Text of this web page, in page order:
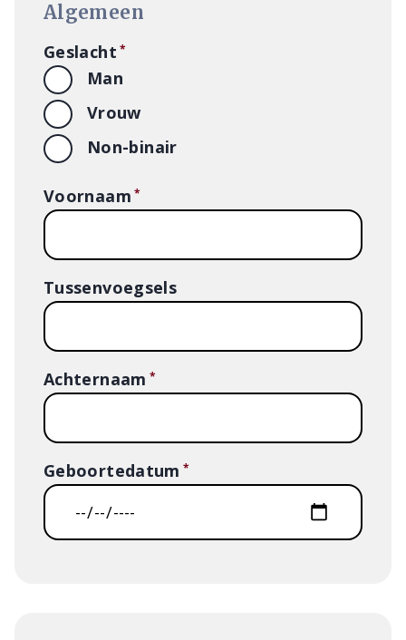
Algemeen
Geslacht
Man
Vrouw
Non-binair
Voornaam
Tussenvoegsels
Achternaam
Geboortedatum